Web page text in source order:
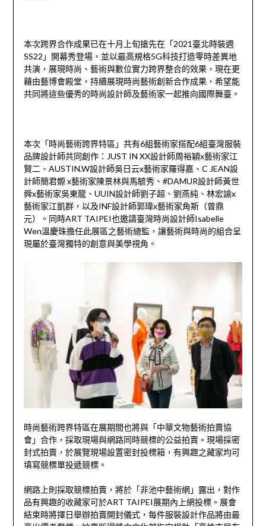
本次跨界合作成果已在十月上旬搶先在「2021臺北時裝週
SS22」開幕秀登場，並以最高規格5G科技打造零時差異地
共演，展現時尚、藝術與數位實力跨界整合的效果，現在更
藉由藝博會殿堂，持續展現時尚藝術創新合作成果，希望能
共同將這些優秀的時尚設計師及藝術家一起推向國際舞臺。
本次「時尚藝術跨界特區」共有6組藝術家搭配6組臺灣服裝
品牌設計師共同創作：JUST IN XX設計師周裕穎x藝術家江
賢二、AUSTIN.W設計師吳日云x藝術家羅得嘉、C JEAN設
計師簡君嫄 x藝術家陳景林與馬毓秀、#DAMUR設計師黃世
舜x藝術家吳東龍、UUIN設計師劉子超、劉燕純、林宏諭x
藝術家江凱群，以及INF設計師郭瑋x藝術家角斯（曾鼎
元）。同時ART TAIPEI也邀請臺灣時尚設計師Isabelle
Wen溫慶珠擔任此展區之藝術總監，讓藝術與時尚的組合呈
現屬於臺灣獨特的創意與美學視角。
時尚藝術跨界特區在展期間也將與「中華文物藝術拍賣協
會」合作，採取現場與網路同時競標的公益拍賣。現場採密
封式拍賣，於展覽現場設置密封投標箱，有興趣之藏家均可
填寫競標單投遞競標。
網路上則採取競標拍賣，將於「非池中藝術網」露出，對作
品有興趣的收藏家可於ART TAIPEI展期內上網投標。展會
結束時將擇日舉辦拍賣開封儀式，每件服裝設計作品將由最